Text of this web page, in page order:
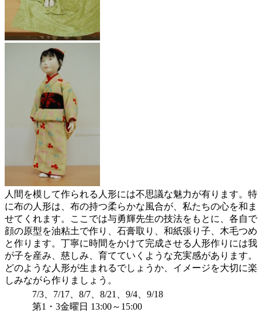
人間を模して作られる人形には不思議な魅力が有ります。特
に布の人形は、布の持つ柔らかな風合が、私たちの心を和ま
せてくれます。ここでは与勇輝先生の技法をもとに、各自で
顔の原型を油粘土で作り、石膏取り、和紙張り子、木毛つめ
と作ります。丁寧に時間をかけて完成させる人形作りには我
が子を産み、慈しみ、育てていくような充実感があります。
どのような人形が生まれるでしょうか、イメージを大切に楽
しみながら作りましょう。
7/3、7/17、8/7、8/21、9/4、9/18
第1・3金曜日 13:00～15:00